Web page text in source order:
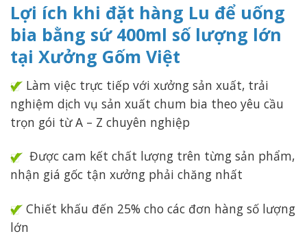
Lợi ích khi đặt hàng Lu để uống
bia bằng sứ 400ml số lượng lớn
tại Xưởng Gốm Việt
Làm việc trực tiếp với xưởng sản xuất, trải
nghiệm dịch vụ sản xuất chum bia theo yêu cầu
trọn gói từ A – Z chuyên nghiệp
Được cam kết chất lượng trên từng sản phẩm,
nhận giá gốc tận xưởng phải chăng nhất
Chiết khấu đến 25% cho các đơn hàng số lượng
lớn